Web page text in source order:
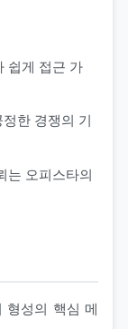
쉽게 접근 가
한 경쟁의 기
는 오피스타의
형성의 핵심 메